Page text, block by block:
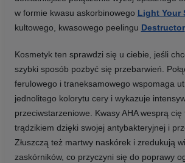
w formie kwasu askorbinowego Light Your
kultowego, kwasowego peelingu Destructor
Kosmetyk ten sprawdzi się u ciebie, jeśli
szybki sposób pozbyć się przebarwień.
ferulowego i traneksamowego wspomaga
jednolitego kolorytu cery i wykazuje
przeciwstarzeniowe. Kwasy AHA wesprą cię
trądzikiem dzięki swojej antybakteryjnej i
Złuszczą też martwy naskórek i zredukują
zaskórników, co przyczyni się do poprawy